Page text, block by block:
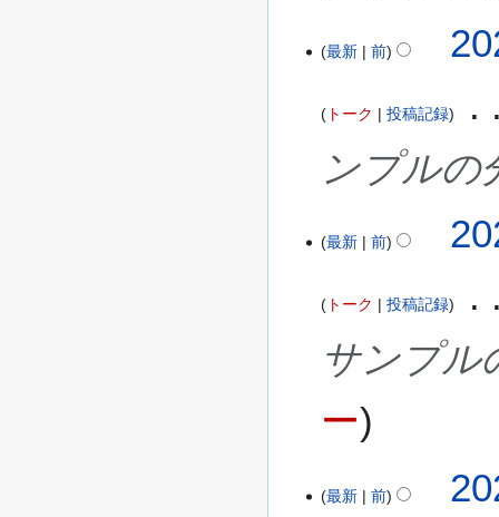
最新 前
トーク 投稿記録
ンプルの
最新 前
トーク 投稿記録
サンプル
ー
最新 前